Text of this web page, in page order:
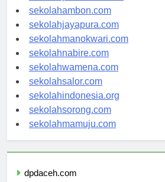
sekolahpontianak.com
sekolahambon.com
sekolahjayapura.com
sekolahmanokwari.com
sekolahnabire.com
sekolahwamena.com
sekolahsalor.com
sekolahindonesia.org
sekolahsorong.com